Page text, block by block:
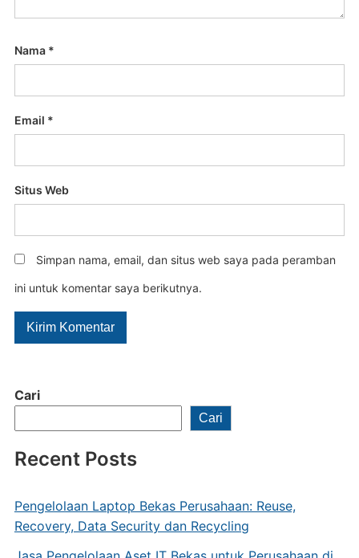
Cari
Cari
Recent Posts
Pengelolaan Laptop Bekas Perusahaan: Reuse,
Recovery, Data Security dan Recycling
Nama *
Email *
Situs Web
Simpan nama, email, dan situs web saya pada peramban
ini untuk komentar saya berikutnya.